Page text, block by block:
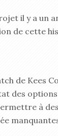
il y a un
de cette
de Kees
des
à